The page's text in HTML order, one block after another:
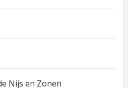
Nijs en Zonen